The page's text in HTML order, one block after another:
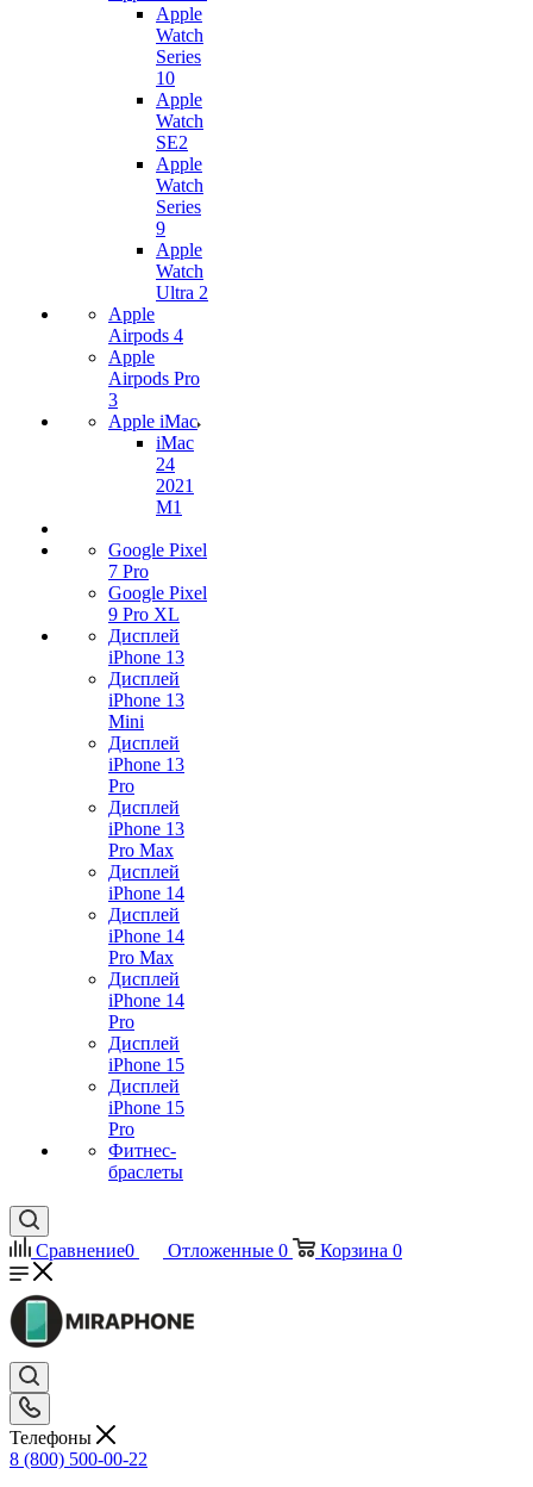
Apple
Watch
Series
10
Apple
Watch
SE2
Apple
Watch
Series
9
Apple
Watch
Ultra 2
Apple
Airpods 4
Apple
Airpods Pro
3
Apple iMac
iMac
24
2021
M1
Google Pixel
7 Pro
Google Pixel
9 Pro XL
Дисплей
iPhone 13
Дисплей
iPhone 13
Mini
Дисплей
iPhone 13
Pro
Дисплей
iPhone 13
Pro Max
Дисплей
iPhone 14
Дисплей
iPhone 14
Pro Max
Дисплей
iPhone 14
Pro
Дисплей
iPhone 15
Дисплей
iPhone 15
Pro
Фитнес-
браслеты
Сравнение0 Отложенные 0 Корзина 0
Телефоны
8 (800) 500-00-22